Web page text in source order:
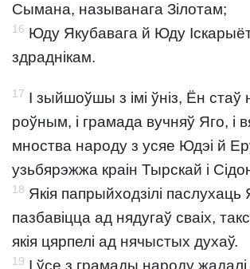
Сымана, называнага Зілотам;
16 Юду Якубавага й Юду
здраднікам.
17 І зыйшоўшы з імі ўніз, Ён
роўным, і грамада вучняў Яго, і
мноства народу з усяе Юдэі й
узьбярэжжа краін Тырскай і
18 Якія папрыйходзілі паслухаць
пазбавіцца ад нядугаў сваіх,
якія цярпелі ад нячыстых духаў.
19 І ўсе з грамады народу